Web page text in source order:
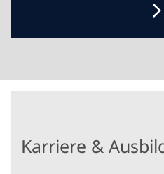
Karriere &